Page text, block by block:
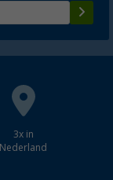
3x in
Nederland